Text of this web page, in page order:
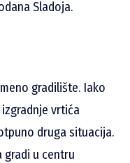
Sladoja.
gradilište. Iako
vrtića
druga situacija.
gradi u centru